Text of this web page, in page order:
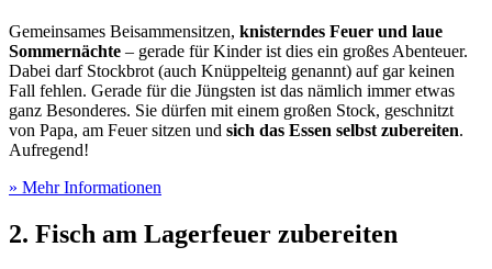
Gemeinsames Beisammensitzen, knisterndes Feuer und laue
Sommernächte – gerade für Kinder ist dies ein großes Abenteuer.
Dabei darf Stockbrot (auch Knüppelteig genannt) auf gar keinen
Fall fehlen. Gerade für die Jüngsten ist das nämlich immer etwas
ganz Besonderes. Sie dürfen mit einem großen Stock, geschnitzt
von Papa, am Feuer sitzen und sich das Essen selbst zubereiten.
Aufregend!
» Mehr Informationen
2. Fisch am Lagerfeuer zubereiten